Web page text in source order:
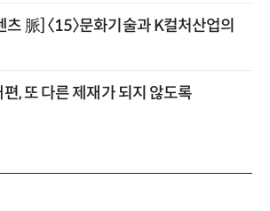
츠 脈] 〈15〉문화기술과 K컬처산업의
편, 또 다른 제재가 되지 않도록